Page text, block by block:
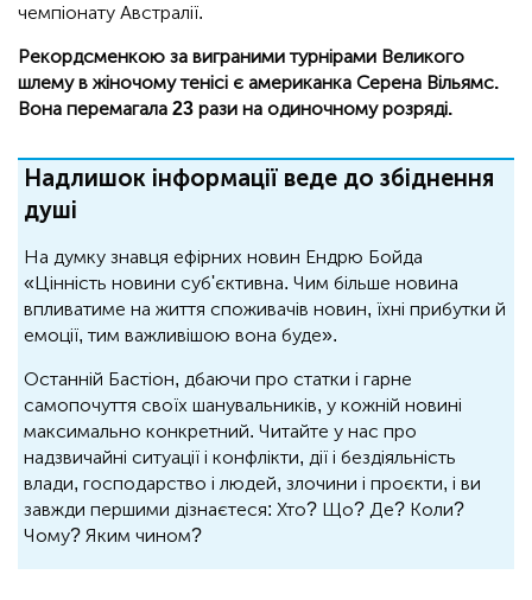
чемпіонату Австралії.
Рекордсменкою за виграними турнірами Великого
шлему в жіночому тенісі є американка Серена Вільямс.
Вона перемагала 23 рази на одиночному розряді.
Надлишок інформації веде до збіднення
душі
На думку знавця ефірних новин Ендрю Бойда
«Цінність новини суб'єктивна. Чим більше новина
впливатиме на життя споживачів новин, їхні прибутки й
емоції, тим важливішою вона буде».
Останній Бастіон, дбаючи про статки і гарне
самопочуття своїх шанувальників, у кожній новині
максимально конкретний. Читайте у нас про
надзвичайні ситуації і конфлікти, дії і бездіяльність
влади, господарство і людей, злочини і проєкти, і ви
завжди першими дізнаєтеся: Хто? Що? Де? Коли?
Чому? Яким чином?